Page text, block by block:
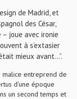
de Madrid, et
des César,
joue avec ironie
à s’extasier
mieux avant…”.
malice entreprend de
d’une époque
un second temps et